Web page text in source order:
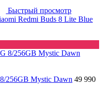
Быстрый просмотр
Redmi Buds 8 Lite Blue
256GB Mystic Dawn 49 990